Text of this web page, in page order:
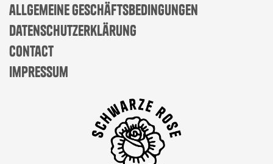
allgemeine geschäftsbedingungen
datenschutzerklärung
contact
impressum